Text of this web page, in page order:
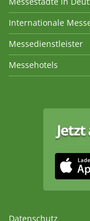
Internationale
Messedienstleister
Messehotels
Datenschutz